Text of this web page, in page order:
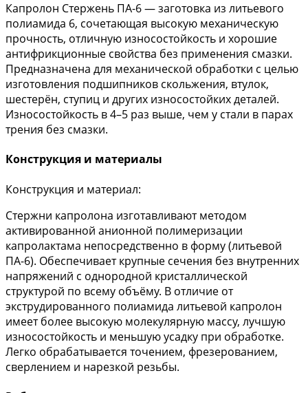
Капролон Стержень ПА-6 — заготовка из литьевого
полиамида 6, сочетающая высокую механическую
прочность, отличную износостойкость и хорошие
антифрикционные свойства без применения смазки.
Предназначена для механической обработки с целью
изготовления подшипников скольжения, втулок,
шестерён, ступиц и других износостойких деталей.
Износостойкость в 4–5 раз выше, чем у стали в парах
трения без смазки.
Конструкция и материалы
Конструкция и материал:
Стержни капролона изготавливают методом
активированной анионной полимеризации
капролактама непосредственно в форму (литьевой
ПА-6). Обеспечивает крупные сечения без внутренних
напряжений с однородной кристаллической
структурой по всему объёму. В отличие от
экструдированного полиамида литьевой капролон
имеет более высокую молекулярную массу, лучшую
износостойкость и меньшую усадку при обработке.
Легко обрабатывается точением, фрезерованием,
сверлением и нарезкой резьбы.